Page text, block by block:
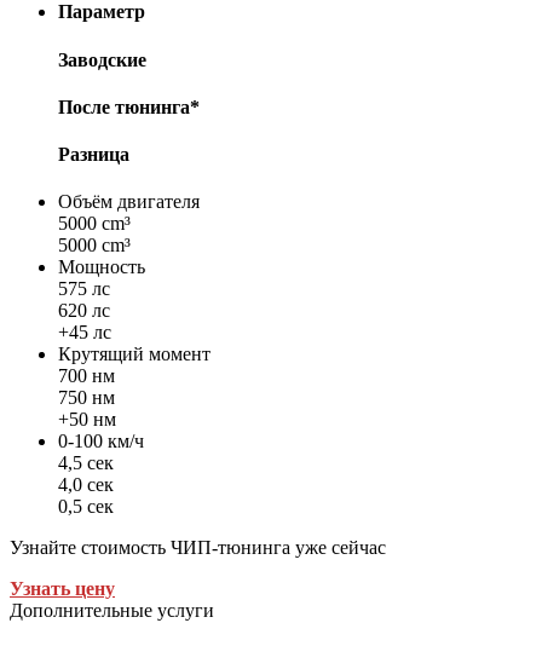
Параметр
Заводские
После тюнинга*
Разница
Объём двигателя
5000 cm³
5000 cm³
Мощность
575 лс
620 лс
+45 лс
Крутящий момент
700 нм
750 нм
+50 нм
0-100 км/ч
4,5 сек
4,0 сек
0,5 сек
Узнайте стоимость ЧИП-тюнинга уже сейчас
Узнать цену
Дополнительные услуги